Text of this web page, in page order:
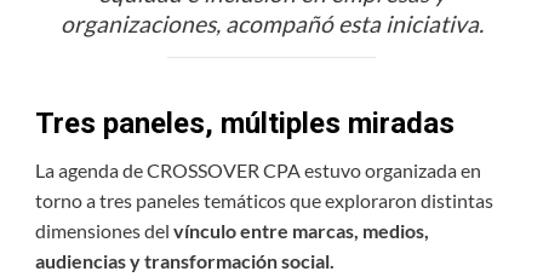
organizaciones, acompañó esta iniciativa.
Tres paneles, múltiples miradas
La agenda de CROSSOVER CPA estuvo organizada en
torno a tres paneles temáticos que exploraron distintas
dimensiones del vínculo entre marcas, medios,
audiencias y transformación social.